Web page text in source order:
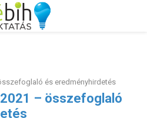
és eredményhirdetés
– összefoglaló